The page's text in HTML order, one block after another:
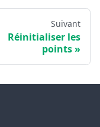
Suivant
Réinitialiser les
points